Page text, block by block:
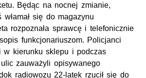
Będąc na nocnej zmianie,
włamał się do magazynu
rozpoznała sprawcę i telefonicznie
funkcjonariuszom. Policjanci
w kierunku sklepu i podczas
zauważyli opisywanego
radiowozu 22-latek rzucił się do